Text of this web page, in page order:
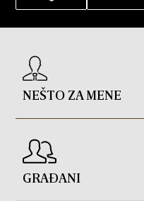
NEŠTO ZA MENE
GRAĐANI